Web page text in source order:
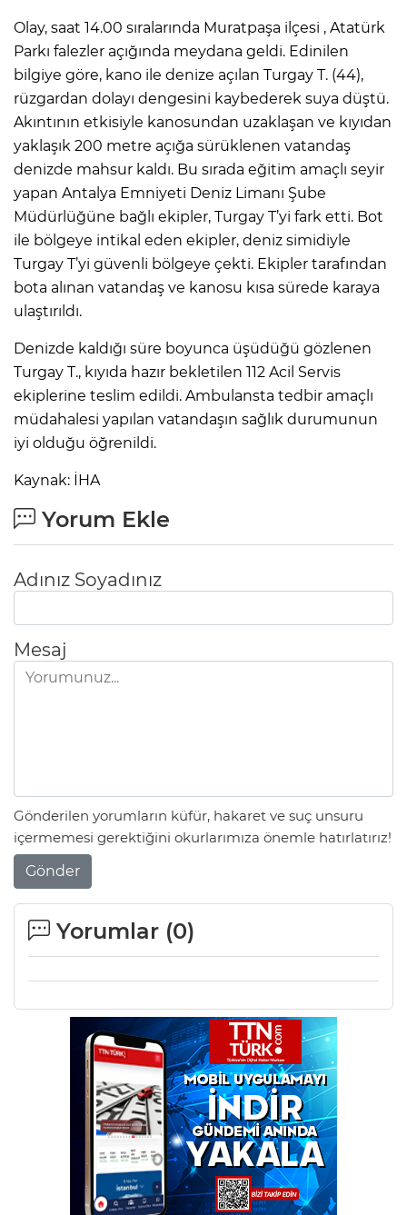
Olay, saat 14.00 sıralarında Muratpaşa ilçesi , Atatürk
Parkı falezler açığında meydana geldi. Edinilen
bilgiye göre, kano ile denize açılan Turgay T. (44),
rüzgardan dolayı dengesini kaybederek suya düştü.
Akıntının etkisiyle kanosundan uzaklaşan ve kıyıdan
yaklaşık 200 metre açığa sürüklenen vatandaş
denizde mahsur kaldı. Bu sırada eğitim amaçlı seyir
yapan Antalya Emniyeti Deniz Limanı Şube
Müdürlüğüne bağlı ekipler, Turgay T’yi fark etti. Bot
ile bölgeye intikal eden ekipler, deniz simidiyle
Turgay T’yi güvenli bölgeye çekti. Ekipler tarafından
bota alınan vatandaş ve kanosu kısa sürede karaya
ulaştırıldı.
Denizde kaldığı süre boyunca üşüdüğü gözlenen
Turgay T., kıyıda hazır bekletilen 112 Acil Servis
ekiplerine teslim edildi. Ambulansta tedbir amaçlı
müdahalesi yapılan vatandaşın sağlık durumunun
iyi olduğu öğrenildi.
Kaynak: İHA
Yorum Ekle
Adınız Soyadınız
Mesaj
Gönderilen yorumların küfür, hakaret ve suç unsuru
içermemesi gerektiğini okurlarımıza önemle hatırlatırız!
Gönder
Yorumlar (0)